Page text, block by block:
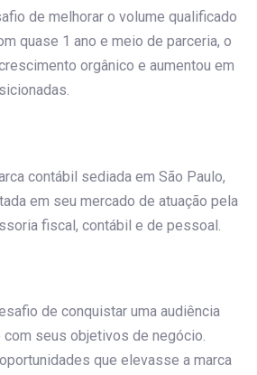
de melhorar o volume qualificado
quase 1 ano e meio de parceria, o
orgânico e aumentou em
contábil sediada em São Paulo,
em seu mercado de atuação pela
fiscal, contábil e de pessoal.
de conquistar uma audiência
seus objetivos de negócio.
que elevasse a marca